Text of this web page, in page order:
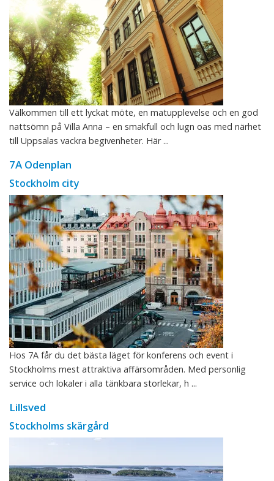
Välkommen till ett lyckat möte, en matupplevelse och en god
nattsömn på Villa Anna – en smakfull och lugn oas med närhet
till Uppsalas vackra begivenheter. Här ...
7A Odenplan
Stockholm city
Hos 7A får du det bästa läget för konferens och event i
Stockholms mest attraktiva affärsområden. Med personlig
service och lokaler i alla tänkbara storlekar, h ...
Lillsved
Stockholms skärgård